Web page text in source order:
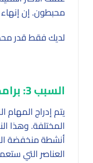
محبطون. إن
لديك فقط قدر
السبب 3: برامجك بها الكثير من التنوع
يتم إدراج المهام
المختلفة. وهذا
أنشطة منخفضة
العناصر التي